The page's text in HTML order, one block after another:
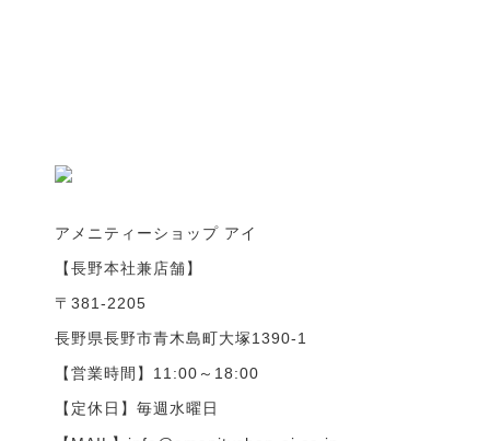
アメニティーショップ アイ
【長野本社兼店舗】
〒381-2205
長野県長野市青木島町大塚1390-1
【営業時間】11:00～18:00
【定休日】毎週水曜日